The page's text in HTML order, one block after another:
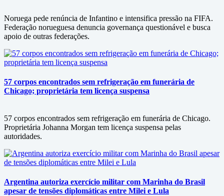
Noruega pede renúncia de Infantino e intensifica pressão na FIFA.
Federação norueguesa denuncia governança questionável e busca
apoio de outras federações.
57 corpos encontrados sem refrigeração em funerária de
Chicago; proprietária tem licença suspensa
57 corpos encontrados sem refrigeração em funerária de Chicago.
Proprietária Johanna Morgan tem licença suspensa pelas
autoridades.
Argentina autoriza exercício militar com Marinha do Brasil
apesar de tensões diplomáticas entre Milei e Lula